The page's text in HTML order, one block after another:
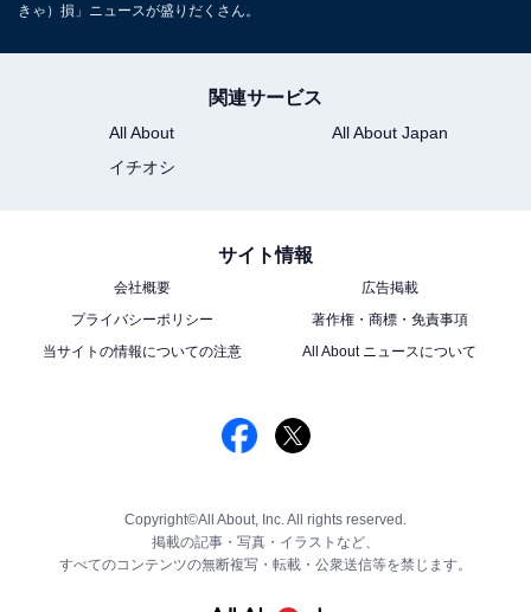
きゃ）損」ニュースが盛りだくさん。
関連サービス
All About
All About Japan
イチオシ
サイト情報
会社概要
広告掲載
プライバシーポリシー
著作権・商標・免責事項
当サイトの情報についての注意
All About ニュースについて
Copyright©All About, Inc. All rights reserved.
掲載の記事・写真・イラストなど、
すべてのコンテンツの無断複写・転載・公衆送信等を禁じます。